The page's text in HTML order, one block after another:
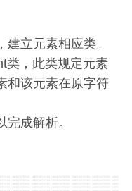
立元素相应类。
类，此类规定元素
和该元素在原字符
完成解析。